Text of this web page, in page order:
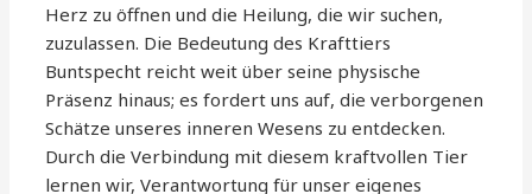
Herz zu öffnen und die Heilung, die wir suchen,
zuzulassen. Die Bedeutung des Krafttiers
Buntspecht reicht weit über seine physische
Präsenz hinaus; es fordert uns auf, die verborgenen
Schätze unseres inneren Wesens zu entdecken.
Durch die Verbindung mit diesem kraftvollen Tier
lernen wir, Verantwortung für unser eigenes